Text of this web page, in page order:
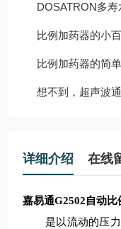
DOSATRON多
比例加药器的小
比例加药器的简
想不到，超声
详细介绍 在线
嘉易通G2502自动比
是以流动的压力